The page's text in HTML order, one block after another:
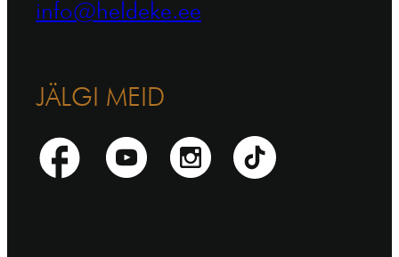
info@heldeke.ee
JÄLGI MEID